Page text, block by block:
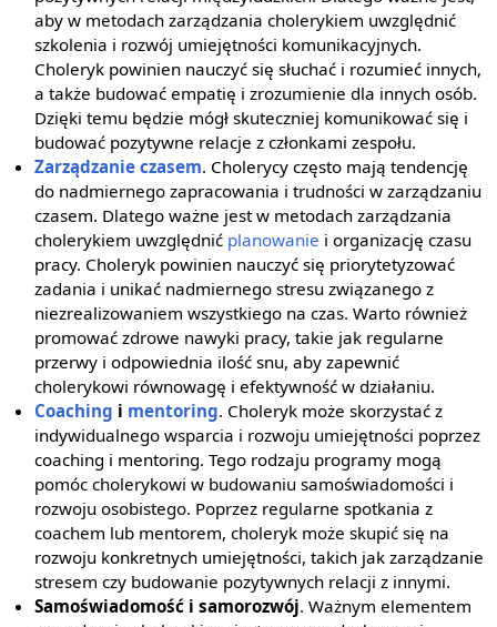
aby w metodach zarządzania cholerykiem uwzględnić
szkolenia i rozwój umiejętności komunikacyjnych.
Choleryk powinien nauczyć się słuchać i rozumieć innych,
a także budować empatię i zrozumienie dla innych osób.
Dzięki temu będzie mógł skuteczniej komunikować się i
budować pozytywne relacje z członkami zespołu.
Zarządzanie czasem. Cholerycy często mają tendencję
do nadmiernego zapracowania i trudności w zarządzaniu
czasem. Dlatego ważne jest w metodach zarządzania
cholerykiem uwzględnić planowanie i organizację czasu
pracy. Choleryk powinien nauczyć się priorytetyzować
zadania i unikać nadmiernego stresu związanego z
niezrealizowaniem wszystkiego na czas. Warto również
promować zdrowe nawyki pracy, takie jak regularne
przerwy i odpowiednia ilość snu, aby zapewnić
cholerykowi równowagę i efektywność w działaniu.
Coaching i mentoring. Choleryk może skorzystać z
indywidualnego wsparcia i rozwoju umiejętności poprzez
coaching i mentoring. Tego rodzaju programy mogą
pomóc cholerykowi w budowaniu samoświadomości i
rozwoju osobistego. Poprzez regularne spotkania z
coachem lub mentorem, choleryk może skupić się na
rozwoju konkretnych umiejętności, takich jak zarządzanie
stresem czy budowanie pozytywnych relacji z innymi.
Samoświadomość i samorozwój. Ważnym elementem